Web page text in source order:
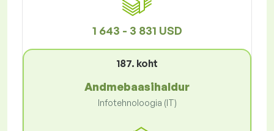
1 643 - 3 831 USD
187. koht
Andmebaasihaldur
Infotehnoloogia (IT)